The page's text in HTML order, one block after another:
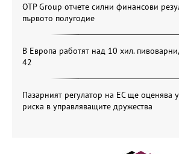
OTP Group отчете силни финансови
първото полугодие
В Европа работят над 10 хил.
42
Пазарният регулатор на ЕС ще оценява
риска в управляващите дружества